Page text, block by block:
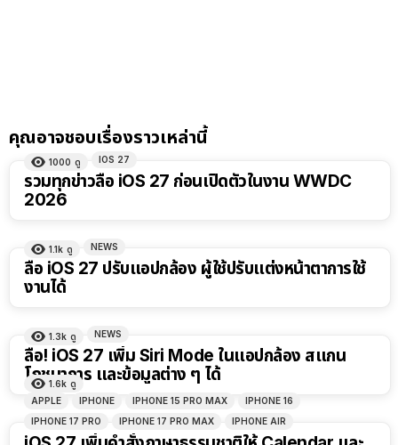
คุณอาจชอบเรื่องราวเหล่านี้
1000 ดู IOS 27
รวมทุกข่าวลือ iOS 27 ก่อนเปิดตัวในงาน WWDC
2026
1.1k ดู NEWS
ลือ iOS 27 ปรับแอปกล้อง ผู้ใช้ปรับแต่งหน้าตาการใช้
งานได้
1.3k ดู NEWS
ลือ! iOS 27 เพิ่ม Siri Mode ในแอปกล้อง สแกน
โภชนาการ และข้อมูลต่าง ๆ ได้
1.6k ดู
APPLE
IPHONE IPHONE 15 PRO MAX
IPHONE 16
IPHONE 17 PRO
IPHONE 17 PRO MAX IPHONE AIR